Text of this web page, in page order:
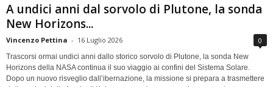
A undici anni dal sorvolo di Plutone, la sonda
New Horizons...
Vincenzo Pettina - 16 Luglio 2026 0
Trascorsi ormai undici anni dallo storico sorvolo di Plutone, la sonda New
Horizons della NASA continua il suo viaggio ai confini del Sistema Solare.
Dopo un nuovo risveglio dall’ibernazione, la missione si prepara a trasmettere